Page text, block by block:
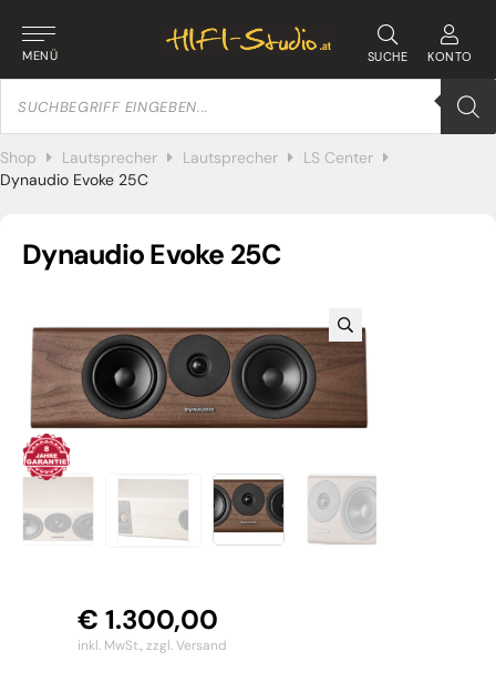
MENÜ SUCHE KONTO
Products
search
Shop Lautsprecher Lautsprecher
LS Center
Dynaudio Evoke 25C
Dynaudio Evoke 25C
€ 1.300,00
inkl. MwSt.,zzgl. Versand